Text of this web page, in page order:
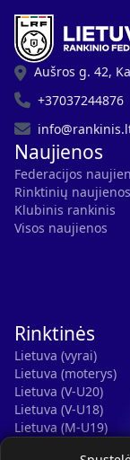
Aušros g. 42,
+37037244876
Naujienos
Federacijos
Rinktinių naujienos
Klubinis rankinis
Visos naujienos
Rinktinės
Lietuva (vyrai)
Lietuva (moterys)
Lietuva (V-U20)
Lietuva (V-U18)
Lietuva (M-U19)